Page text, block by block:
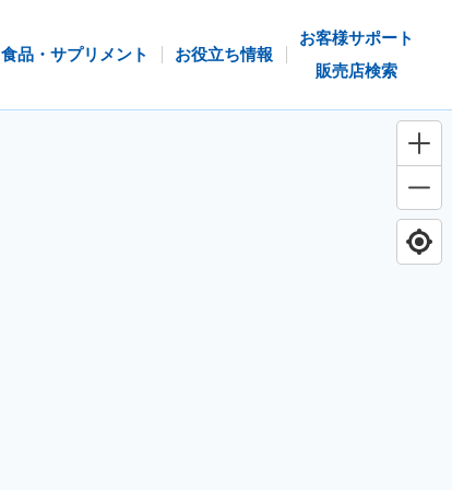
食品・サプリメント お役立ち情報
お客様サポート
販売店検索